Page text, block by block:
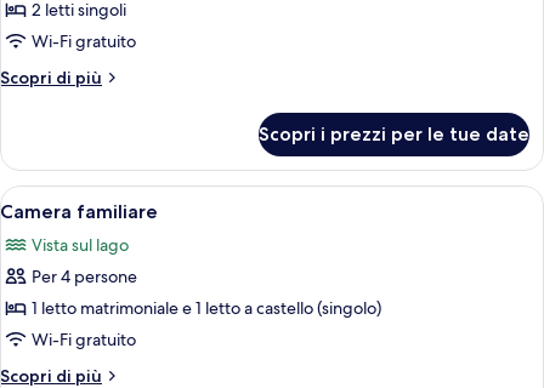
Camera
Standard,
letti
2 letti singoli
Wi-Fi gratuito
Scopri di più
Altri
Standard,
letti
Scopri i prezzi per le tue date
Apri
tutte
le
foto
per
Camera
familiare
Un letto a castello con coperta a
10
Camera familiare
Vista sul lago
Per 4 persone
1 letto matrimoniale e 1 letto a castello (singolo)
Wi-Fi gratuito
Scopri di più
Altri